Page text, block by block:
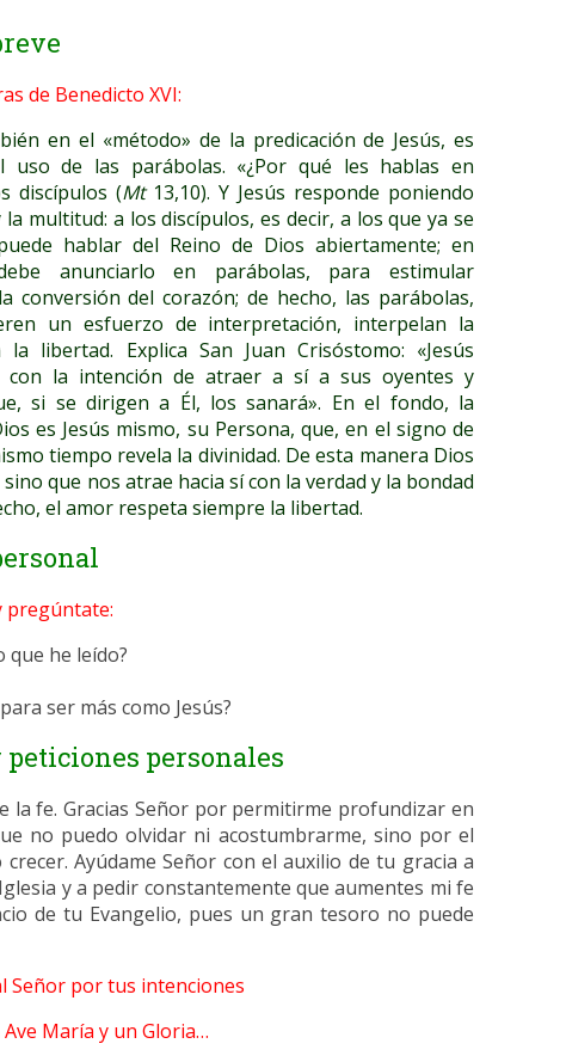
de Benedicto XVI:
en el «método» de la predicación de Jesús, es
uso de las parábolas. «¿Por qué les hablas en
discípulos (Mt13,10). Y Jesús responde poniendo
multitud: a los discípulos, es decir, a los que ya se
hablar del Reino de Dios abiertamente; en
anunciarlo en parábolas, para estimular
conversión del corazón; de hecho, las parábolas,
un esfuerzo de interpretación, interpelan la
libertad. Explica San Juan Crisóstomo: «Jesús
con la intención de atraer a sí a sus oyentes y
si se dirigen a Él, los sanará». En el fondo, la
es Jesús mismo, su Persona, que, en el signo de
tiempo revela la divinidad. De esta manera Dios
que nos atrae hacia sí con la verdad y la bondad
el amor respeta siempre la libertad.
pregúntate:
que he leído?
ser más como Jesús?
personales
la fe. Gracias Señor por permitirme profundizar en
no puedo olvidar ni acostumbrarme, sino por el
Ayúdame Señor con el auxilio de tu gracia a
y a pedir constantemente que aumentes mi fe
de tu Evangelio, pues un gran tesoro no puede
Señor por tus intenciones
María y un Gloria…